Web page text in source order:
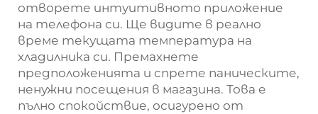
отворете интуитивното приложение
на телефона си. Ще видите в реално
време текущата температура на
хладилника си. Премахнете
предположенията и спрете паническите,
ненужни посещения в магазина. Това е
пълно спокойствие, осигурено от